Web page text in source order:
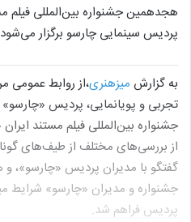
هجدهمین جشنواره بین‌المللی فیلم
پردیس سینمایی چارسو برگزار
به گزارش میزهنری،از روابط عمومی
تجربی و پویانمایی، پردیس
جشنواره بین‌المللی فیلم مستند
از بررسی‌های مختلف از طیف‌های
گفتگو با مدیران پردیس «چارسو»، و
پردیس فراهم شد.